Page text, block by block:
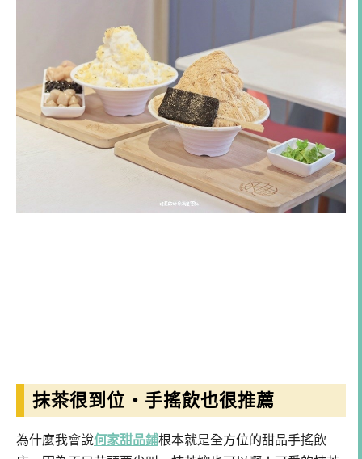
抹茶很到位・手搖飲也很推薦
為什麼我會說何家甜品鋪根本就是全方位的甜品手搖飲